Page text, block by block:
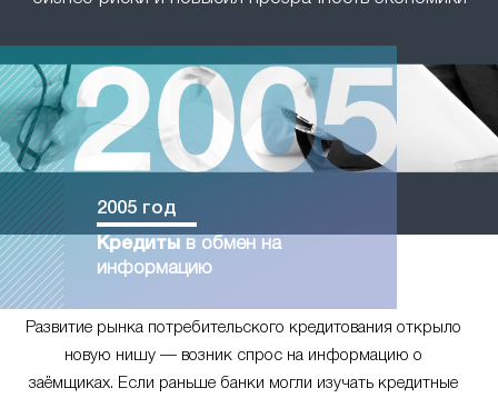
2005 год
Кредиты в обмен на
информацию
Развитие рынка потребительского кредитования открыло
новую нишу — возник спрос на информацию о
заёмщиках. Если раньше банки могли изучать кредитные